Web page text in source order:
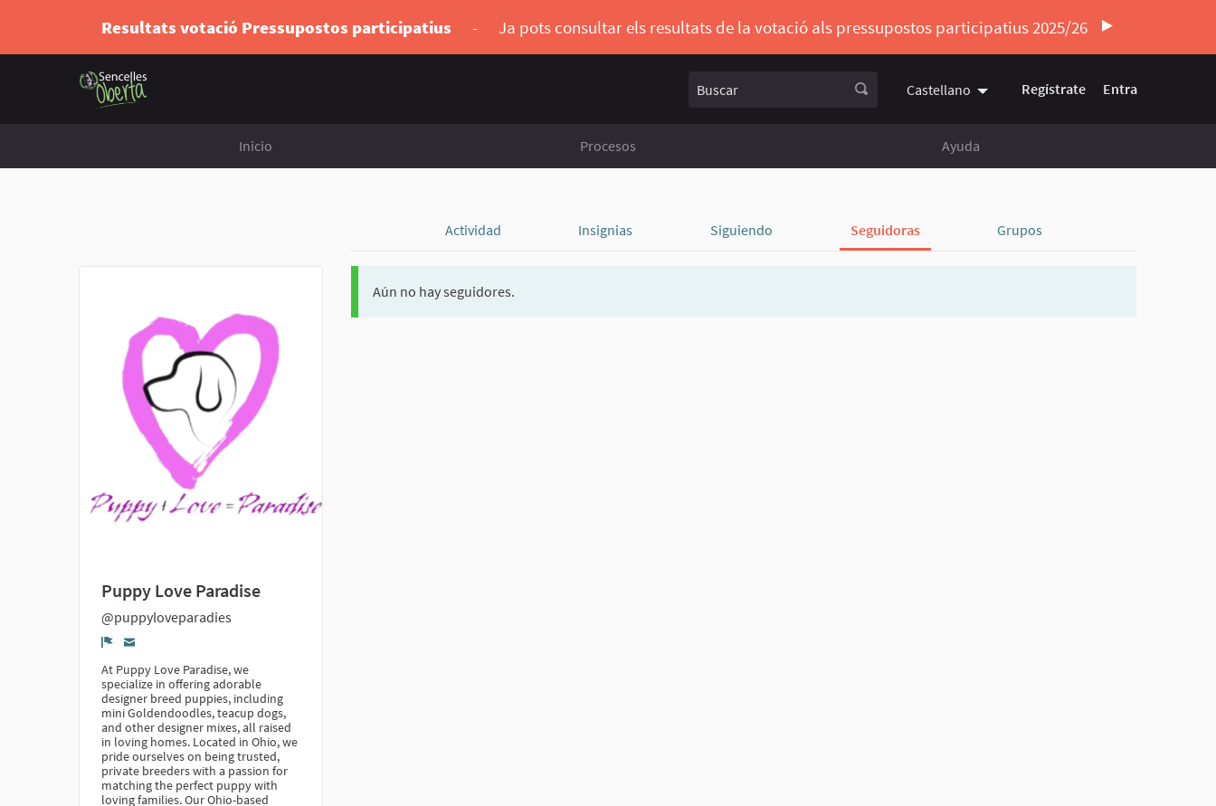
Resultats votació Pressupostos participatius - Ja pots consultar els resultats de la votació als pressupostos participatius 2025/26
Castellano Triar la llengua Elegir el idioma
Regístrate Entra
Inicio Procesos Ayuda
Actividad Insignias Siguiendo Seguidoras Grupos
Puppy Love Paradise
@puppyloveparadies
At Puppy Love Paradise, we
specialize in offering adorable
designer breed puppies, including
mini Goldendoodles, teacup dogs,
and other designer mixes, all raised
in loving homes. Located in Ohio, we
pride ourselves on being trusted,
private breeders with a passion for
matching the perfect puppy with
loving families. Our Ohio-based
Aún no hay seguidores.